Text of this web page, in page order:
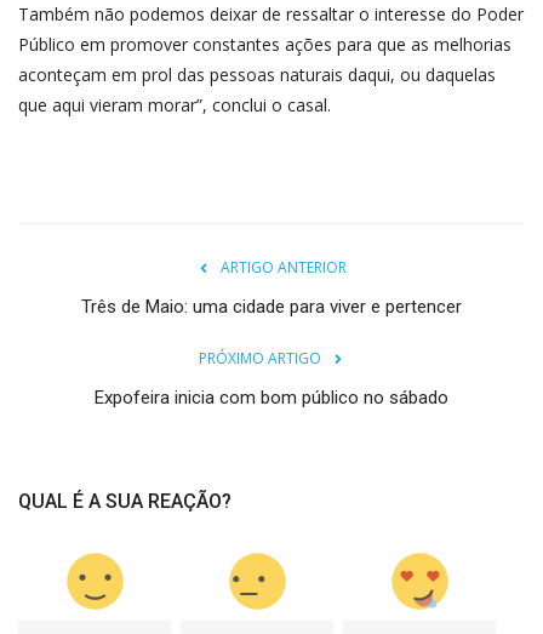
Também não podemos deixar de ressaltar o interesse do Poder
Público em promover constantes ações para que as melhorias
aconteçam em prol das pessoas naturais daqui, ou daquelas
que aqui vieram morar”, conclui o casal.
ARTIGO ANTERIOR
Três de Maio: uma cidade para viver e pertencer
PRÓXIMO ARTIGO
Expofeira inicia com bom público no sábado
QUAL É A SUA REAÇÃO?